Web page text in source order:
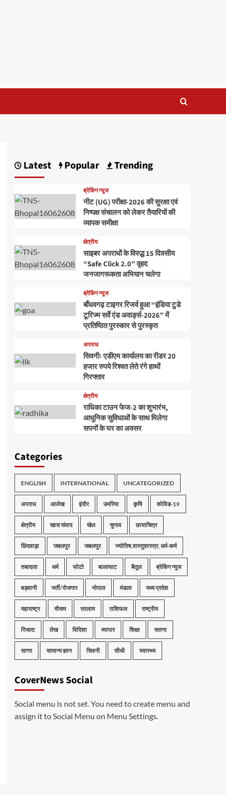
Latest Popular Trending
ब्रेकिंग न्यूज
नीट (UG) परीक्षा-2026 की सुरक्षा एवं
निष्पक्ष संचालन को लेकर तैयारियों की
व्यापक समीक्षा
क्षेत्रीय
साइबर अपराधों के विरुद्ध 15 दिवसीय
“Safe Click 2.0” वृहद
जनजागरूकता अभियान चलेगा
ब्रेकिंग न्यूज
बाँधवगढ़ टाइगर रिजर्व हुआ “इंडिया टुडे
टूरिज्म सर्वे एंड अवार्ड्स-2026” में
प्रतिष्ठित पुरस्कार से पुरस्कृत
अपराध
सिवनीः एडीएम कार्यालय का रीडर 20
हजार रुपये रिश्वत लेते रंगे हाथों
गिरफ्तार
क्षेत्रीय
राधिका टाउन फेज-2 का शुभारंभ,
आधुनिक सुविधाओं के साथ मिलेगा
सपनों के घर का अवसर
Categories
ENGLISH INTERNATIONAL UNCATEGORIZED
अपराध आलेख इंदौर उमरिया कृषि कोविड-19
क्षेत्रीय खास संवाद खेल चुनाव छायाचित्र
छिंदवाड़ा जबलपुर जबलपुर ज्योतिष,वास्तुशास्त्र, धर्म-कर्म
तबादला धर्म फोटो बालाघाट बैतूल ब्रेकिंग न्यूज
बड़वानी भर्ती/रोजगार भोपाल मंडला मध्य प्रदेश
महाराष्ट्र मौसम रतलाम राशिफल राष्ट्रीय
रिजल्ट लेख विदिशा व्यापार शिक्षा सतना
सागर सामान्य ज्ञान सिवनी सीधी स्वास्थ्य
CoverNews Social
Social menu is not set. You need to create menu and
assign it to Social Menu on Menu Settings.